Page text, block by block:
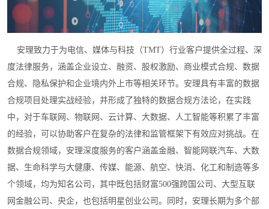
安理致力于为电信、媒体与科技（TMT）行业客户提供全过程、深
度法律服务，涵盖企业设立、融资、股权激励、商业模式合规、数据
合规、隐私保护和企业境内外上市等相关环节。安理具有丰富的数据
合规项目处理实战经验，并形成了独特的数据合规方法论，在实践
中，对于车联网、物联网、云计算、大数据、人工智能等积累了丰富
的经验，可以协助客户在复杂的法律和监管框架下有效应对挑战。在
数据合规领域，安理深度服务的客户涵盖金融、智能网联汽车、大数
据、生命科学与大健康、传媒、能源、航空、快消、化工和制造等多
个领域，均为知名公司，其中既包括财富500强跨国公司、大型互联
网金融公司、央企，也包括明星创业公司。同时，安理长期为多个部